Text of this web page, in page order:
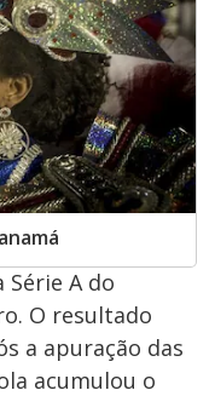
Série A do
O resultado
a apuração das
acumulou o